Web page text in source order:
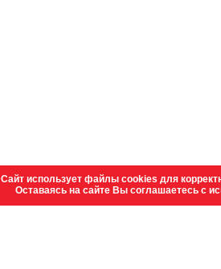
Сайт использует файлы cookies для
Оставаясь на сайте Вы соглашаетесь с